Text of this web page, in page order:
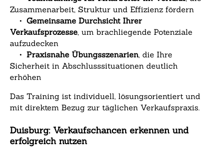
Zusammenarbeit, Struktur und Effizienz fördern
• Gemeinsame Durchsicht Ihrer
Verkaufsprozesse, um brachliegende Potenziale
aufzudecken
• Praxisnahe Übungsszenarien, die Ihre
Sicherheit in Abschlusssituationen deutlich
erhöhen
Das Training ist individuell, lösungsorientiert und
mit direktem Bezug zur täglichen Verkaufspraxis.
Duisburg: Verkaufschancen erkennen und
erfolgreich nutzen